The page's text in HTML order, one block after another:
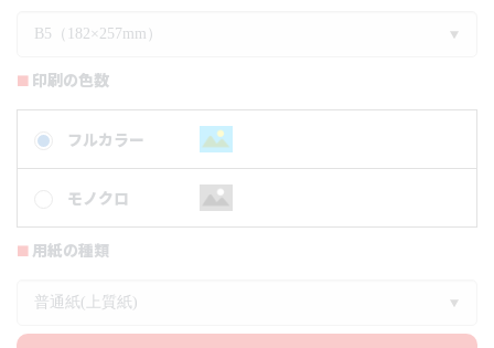
B5（182×257mm）
印刷の色数
フルカラー
モノクロ
用紙の種類
普通紙(上質紙)